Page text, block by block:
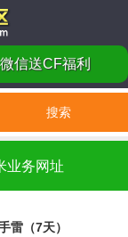
信送CF福利
业务网址
雷（7天）